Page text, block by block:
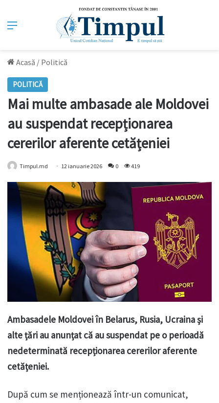
Meniu
Acasă / Politică
POLITICĂ
Mai multe ambasade ale Moldovei
au suspendat recepționarea
cererilor aferente cetățeniei
Timpul.md 12 ianuarie 2026 0 419
Ambasadele Moldovei în Belarus, Rusia, Ucraina și
alte țări au anunțat că au suspendat pe o perioadă
nedeterminată recepționarea cererilor aferente
cetățeniei.
După cum se menționează într-un comunicat,